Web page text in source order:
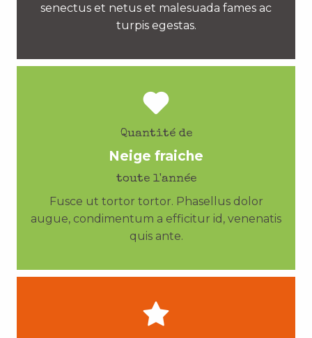
senectus et netus et malesuada fames ac
turpis egestas.
Quantité de
Neige fraiche
toute l'année
Fusce ut tortor tortor. Phasellus dolor
augue, condimentum a efficitur id, venenatis
quis ante.